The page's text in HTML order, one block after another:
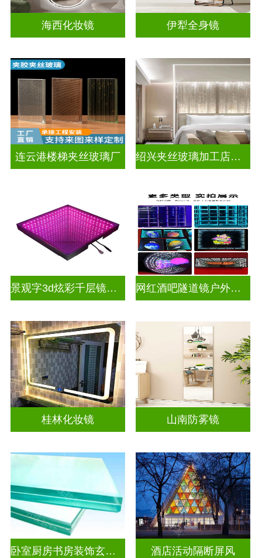
海西化妆镜 伊犁全身镜
连云港楼梯夹丝玻璃厂 绍兴夹丝玻璃加工店电话
景观字3d炫彩千层镜深渊镜 网红酒吧隧道镜户外门头招牌深渊镜
桂林化妆镜 山南防雾镜
卧室厨房书房装饰玄关隔断 酒店活动隔断屏风